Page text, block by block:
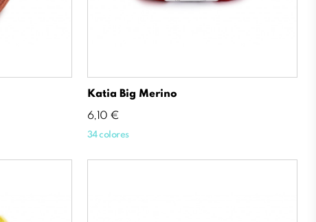
Katia Big Merino
Precio
6,10 €
34 colores